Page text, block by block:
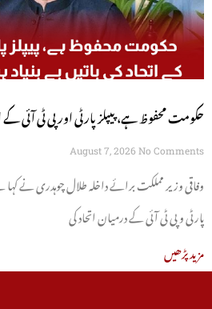
حکومت محفوظ ہے، پیپلز پارٹی اور پی ٹی آئی کے
چوہدری
August 7, 2026 No Comments
وفاقی وزیر مملکت برائے داخلہ طلال چوہدری نے
پارٹی و پی ٹی آئی کے درمیان اتحاد کی
مزید پڑھیں